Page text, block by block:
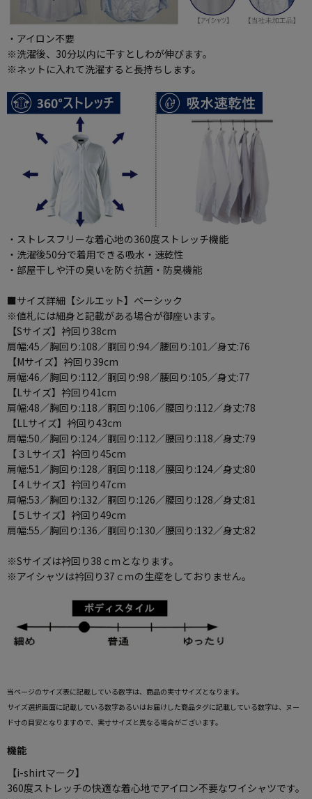
・アイロン不要
※洗濯後、30分以内に干すとしわが伸びます。
※ネットに入れて洗濯すると長持ちします。
・ストレスフリーな着心地の360度ストレッチ機能
・洗濯後50分で着用できる吸水・速乾性
・部屋干しや汗の臭いを防ぐ抗菌・防臭機能
■サイズ詳細【シルエット】ベーシック
※値札には細身と記載がある場合が御座います。
【Sサイズ】衿回り38cm
肩幅:45／胸回り:108／胴回り:94／腰回り:101／身丈:76
【Mサイズ】衿回り39cm
肩幅:46／胸回り:112／胴回り:98／腰回り:105／身丈:77
【Lサイズ】衿回り41cm
肩幅:48／胸回り:118／胴回り:106／腰回り:112／身丈:78
【LLサイズ】衿回り43cm
肩幅:50／胸回り:124／胴回り:112／腰回り:118／身丈:79
【３Lサイズ】衿回り45cm
肩幅:51／胸回り:128／胴回り:118／腰回り:124／身丈:80
【４Lサイズ】衿回り47cm
肩幅:53／胸回り:132／胴回り:126／腰回り:128／身丈:81
【５Lサイズ】衿回り49cm
肩幅:55／胸回り:136／胴回り:130／腰回り:132／身丈:82
※Sサイズは衿回り38ｃｍとなります。
※アイシャツは衿回り37ｃｍの生産をしておりません。
当ページのサイズ表に記載している数字は、商品の実寸サイズとなります。
サイズ選択画面に記載している数字あるいはお届けした商品タグに記載している数字は、ヌー
ド寸の目安となりますので、実寸サイズと異なる場合がございます。
機能
【i-shirtマーク】
360度ストレッチの快適な着心地でアイロン不要なワイシャツです。